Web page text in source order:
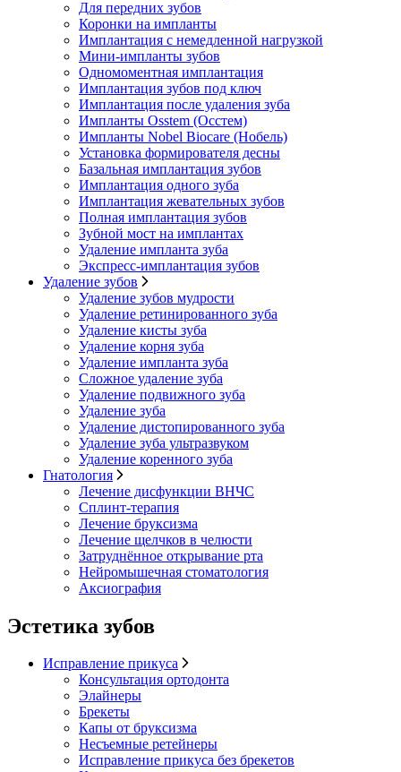
Для передних зубов
Коронки на импланты
Имплантация с немедленной нагрузкой
Мини-импланты зубов
Одномоментная имплантация
Имплантация зубов под ключ
Имплантация после удаления зуба
Импланты Osstem (Осстем)
Импланты Nobel Biocare (Нобель)
Установка формирователя десны
Базальная имплантация зубов
Имплантация одного зуба
Имплантация жевательных зубов
Полная имплантация зубов
Зубной мост на имплантах
Удаление импланта зуба
Экспресс-имплантация зубов
Удаление зубов
Удаление зубов мудрости
Удаление ретинированного зуба
Удаление кисты зуба
Удаление корня зуба
Удаление импланта зуба
Сложное удаление зуба
Удаление подвижного зуба
Удаление зуба
Удаление дистопированного зуба
Удаление зуба ультразвуком
Удаление коренного зуба
Гнатология
Лечение дисфункции ВНЧС
Сплинт-терапия
Лечение бруксизма
Лечение щелчков в челюсти
Затруднённое открывание рта
Нейромышечная стоматология
Аксиография
Эстетика зубов
Исправление прикуса
Консультация ортодонта
Элайнеры
Брекеты
Капы от бруксизма
Несъемные ретейнеры
Исправление прикуса без брекетов